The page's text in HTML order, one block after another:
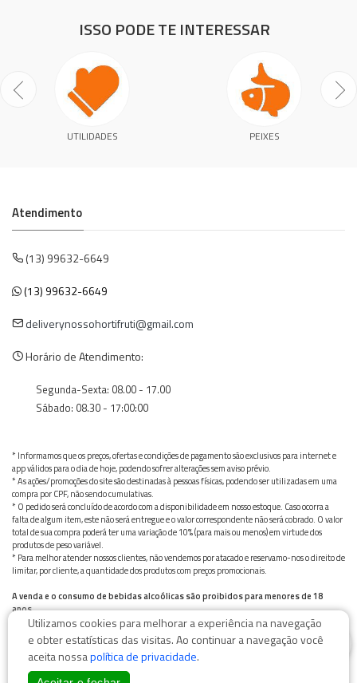
ISSO PODE TE INTERESSAR
UTILIDADES PEIXES
Atendimento
(13) 99632-6649
(13) 99632-6649
deliverynossohortifruti@gmail.com
Horário de Atendimento:
Segunda-Sexta: 08.00 - 17.00
Sábado: 08.30 - 17:00:00
* Informamos que os preços, ofertas e condições de pagamento são exclusivos para internet e
app válidos para o dia de hoje, podendo sofrer alterações sem aviso prévio.
* As ações/promoções do site são destinadas à pessoas físicas, podendo ser utilizadas em uma
compra por CPF, não sendo cumulativas.
* O pedido será concluído de acordo com a disponibilidade em nosso estoque. Caso ocorra a
falta de algum item, este não será entregue e o valor correspondente não será cobrado. O valor
total de sua compra poderá ter uma variação de 10% (para mais ou menos) em virtude dos
produtos de peso variável.
* Para melhor atender nossos clientes, não vendemos por atacado e reservamo-nos o direito de
limitar, por cliente, a quantidade dos produtos com preços promocionais.
A venda e o consumo de bebidas alcoólicas são proibidos para menores de 18
anos.
Bebida alcoólica pode causar dependência química e, em excesso, provoca graves males à saúde.
Beba com moderação
Utilizamos cookies para melhorar a experiência na navegação
e obter estatísticas das visitas. Ao continuar a navegação você
aceita nossapolítica de privacidade.